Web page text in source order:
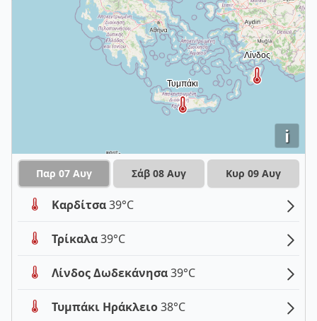
i
Παρ 07 Αυγ Σάβ 08 Αυγ Κυρ 09 Αυγ
Καρδίτσα39°C
Τρίκαλα39°C
Λίνδος Δωδεκάνησα39°C
Τυμπάκι Ηράκλειο38°C